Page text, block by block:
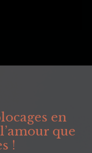
en
que
!